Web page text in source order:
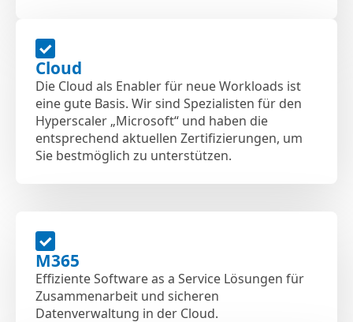
Cloud
Die Cloud als Enabler für neue Workloads ist
eine gute Basis. Wir sind Spezialisten für den
Hyperscaler „Microsoft“ und haben die
entsprechend aktuellen Zertifizierungen, um
Sie bestmöglich zu unterstützen.
M365
Effiziente Software as a Service Lösungen für
Zusammenarbeit und sicheren
Datenverwaltung in der Cloud.